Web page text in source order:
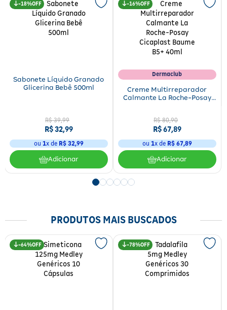
18%
Sabonete Líquido Granado
Glicerina Bebê 500ml
R$ 39,99
R$32,99
ou 1x de R$ 32,99
Adicionar
16%
Dermaclub
Creme Multirreparador
Calmante La Roche-Posay
R$ 80,90
R$67,89
ou 1x de R$ 67,89
Adicionar
PRODUTOS MAIS BUSCADOS
64% 78%